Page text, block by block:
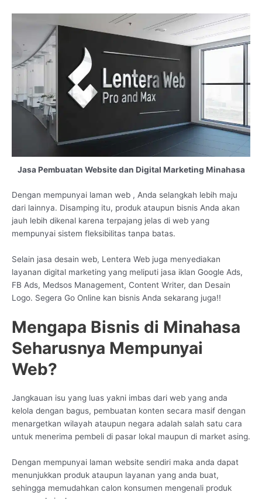
Jasa Pembuatan Website dan Digital Marketing Minahasa
Dengan mempunyai laman web , Anda selangkah lebih maju
dari lainnya. Disamping itu, produk ataupun bisnis Anda akan
jauh lebih dikenal karena terpajang jelas di web yang
mempunyai sistem fleksibilitas tanpa batas.
Selain jasa desain web, Lentera Web juga menyediakan
layanan digital marketing yang meliputi jasa iklan Google Ads,
FB Ads, Medsos Management, Content Writer, dan Desain
Logo. Segera Go Online kan bisnis Anda sekarang juga!!
Mengapa Bisnis di Minahasa
Seharusnya Mempunyai
Web?
Jangkauan isu yang luas yakni imbas dari web yang anda
kelola dengan bagus, pembuatan konten secara masif dengan
menargetkan wilayah ataupun negara adalah salah satu cara
untuk menerima pembeli di pasar lokal maupun di market asing.
Dengan mempunyai laman website sendiri maka anda dapat
menunjukkan produk ataupun layanan yang anda buat,
sehingga memudahkan calon konsumen mengenali produk